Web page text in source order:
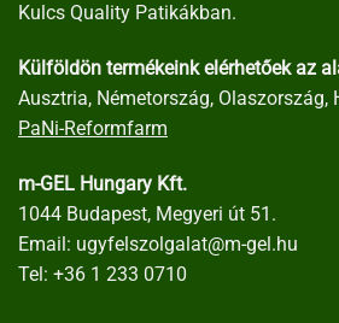
Kulcs Quality Patikákban.
Külföldön termékeink elérhetőek az
Ausztria, Németország, Olaszország,
PaNi-Reformfarm
m-GEL Hungary Kft.
1044 Budapest, Megyeri út 51.
Email: ugyfelszolgalat@m-gel.hu
Tel: +36 1 233 0710